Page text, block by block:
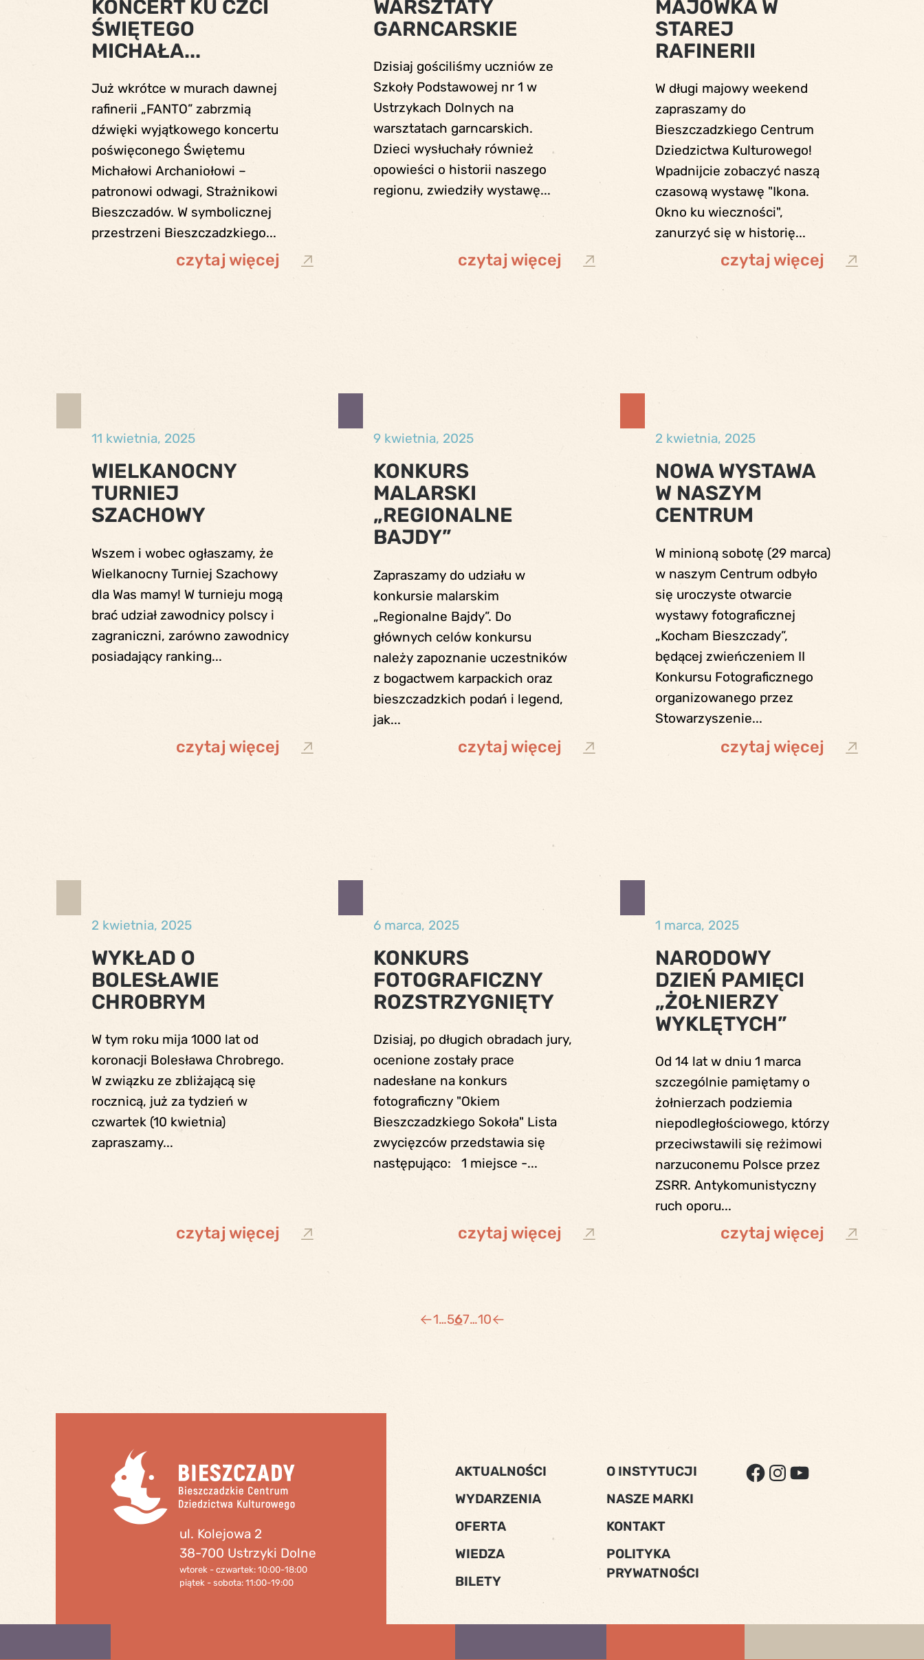
KONCERT KU CZCI
ŚWIĘTEGO
MICHAŁA...
Już wkrótce w murach dawnej
rafinerii „FANTO” zabrzmią
dźwięki wyjątkowego koncertu
poświęconego Świętemu
Michałowi Archaniołowi –
patronowi odwagi, Strażnikowi
Bieszczadów. W symbolicznej
przestrzeni Bieszczadzkiego...
czytaj więcej
WARSZTATY
GARNCARSKIE
Dzisiaj gościliśmy uczniów ze
Szkoły Podstawowej nr 1 w
Ustrzykach Dolnych na
warsztatach garncarskich.
Dzieci wysłuchały również
opowieści o historii naszego
regionu, zwiedziły wystawę...
czytaj więcej
MAJÓWKA W
STAREJ
RAFINERII
W długi majowy weekend
zapraszamy do
Bieszczadzkiego Centrum
Dziedzictwa Kulturowego!
Wpadnijcie zobaczyć naszą
czasową wystawę "Ikona.
Okno ku wieczności",
zanurzyć się w historię...
czytaj więcej
11 kwietnia, 2025
WIELKANOCNY
TURNIEJ
SZACHOWY
Wszem i wobec ogłaszamy, że
Wielkanocny Turniej Szachowy
dla Was mamy! W turnieju mogą
brać udział zawodnicy polscy i
zagraniczni, zarówno zawodnicy
posiadający ranking...
czytaj więcej
9 kwietnia, 2025
KONKURS
MALARSKI
„REGIONALNE
BAJDY”
Zapraszamy do udziału w
konkursie malarskim
„Regionalne Bajdy”. Do
głównych celów konkursu
należy zapoznanie uczestników
z bogactwem karpackich oraz
bieszczadzkich podań i legend,
jak...
czytaj więcej
2 kwietnia, 2025
NOWA WYSTAWA
W NASZYM
CENTRUM
W minioną sobotę (29 marca)
w naszym Centrum odbyło
się uroczyste otwarcie
wystawy fotograficznej
„Kocham Bieszczady”,
będącej zwieńczeniem II
Konkursu Fotograficznego
organizowanego przez
Stowarzyszenie...
czytaj więcej
2 kwietnia, 2025
WYKŁAD O
BOLESŁAWIE
CHROBRYM
W tym roku mija 1000 lat od
koronacji Bolesława Chrobrego.
W związku ze zbliżającą się
rocznicą, już za tydzień w
czwartek (10 kwietnia)
zapraszamy...
czytaj więcej
6 marca, 2025
KONKURS
FOTOGRAFICZNY
ROZSTRZYGNIĘTY
Dzisiaj, po długich obradach jury,
ocenione zostały prace
nadesłane na konkurs
fotograficzny "Okiem
Bieszczadzkiego Sokoła" Lista
zwycięzców przedstawia się
następująco: 1 miejsce -...
czytaj więcej
1 marca, 2025
NARODOWY
DZIEŃ PAMIĘCI
„ŻOŁNIERZY
WYKLĘTYCH”
Od 14 lat w dniu 1 marca
szczególnie pamiętamy o
żołnierzach podziemia
niepodległościowego, którzy
przeciwstawili się reżimowi
narzuconemu Polsce przez
ZSRR. Antykomunistyczny
ruch oporu...
czytaj więcej
1…567…10
ul. Kolejowa 2
38-700 Ustrzyki Dolne
wtorek - czwartek: 10:00-18:00
piątek - sobota: 11:00-19:00
AKTUALNOŚCI
WYDARZENIA
OFERTA
WIEDZA
BILETY
O INSTYTUCJI
NASZE MARKI
KONTAKT
POLITYKA
PRYWATNOŚCI
FACEBOOK
INSTAGRAM